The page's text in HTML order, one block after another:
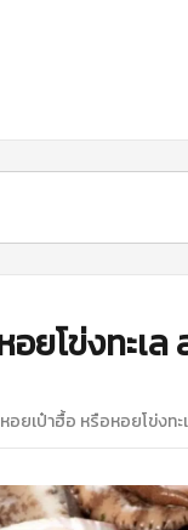
อยโข่งทะ
หอยเป๋าฮื้อ หรือหอยโข่งท